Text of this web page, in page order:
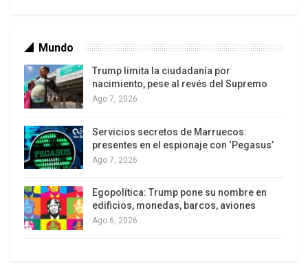
Los latinos le van dando la espalda a Trump
Mundo
Trump limita la ciudadanía por
nacimiento, pese al revés del Supremo
Ago 7, 2026
Servicios secretos de Marruecos:
presentes en el espionaje con ‘Pegasus’
Ago 7, 2026
Egopolítica: Trump pone su nombre en
edificios, monedas, barcos, aviones
Ago 6, 2026